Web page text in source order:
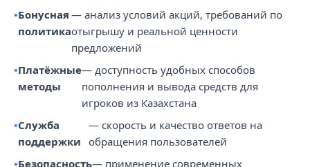
Бонусная
политика
— анализ условий акций, требований по
отыгрышу и реальной ценности
предложений
Платёжные
методы
— доступность удобных способов
пополнения и вывода средств для
игроков из Казахстана
Служба
поддержки
— скорость и качество ответов на
обращения пользователей
Безопасность— применение современных